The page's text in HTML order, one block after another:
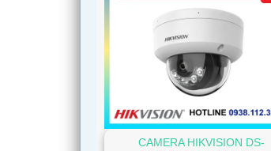
CAMERA HIKVISION DS-